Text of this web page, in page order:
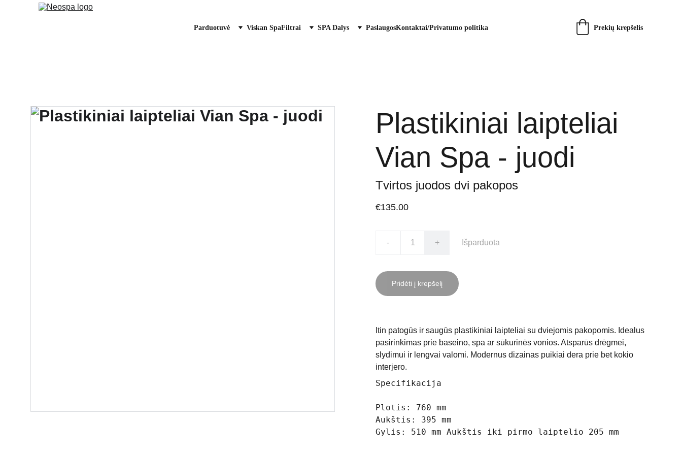
Parduotuvė Viskan SpaFiltrai SPA Dalys PaslaugosKontaktai/Privatumo politika Prekių krepšelis
Plastikiniai laipteliai
Vian Spa - juodi
Tvirtos juodos dvi pakopos
€135.00
- + Išparduota
Pridėti į krepšelį
Itin patogūs ir saugūs plastikiniai laipteliai su dviejomis pakopomis. Idealus
pasirinkimas prie baseino, spa ar sūkurinės vonios. Atsparūs drėgmei,
slydimui ir lengvai valomi. Modernus dizainas puikiai dera prie bet kokio
interjero.
Specifikacija
Plotis: 760 mm
Aukštis: 395 mm
Gylis: 510 mm Aukštis iki pirmo laiptelio 205 mm